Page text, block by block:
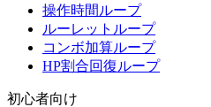
操作時間ループ
ルーレットループ
コンボ加算ループ
HP割合回復ループ
初心者向け